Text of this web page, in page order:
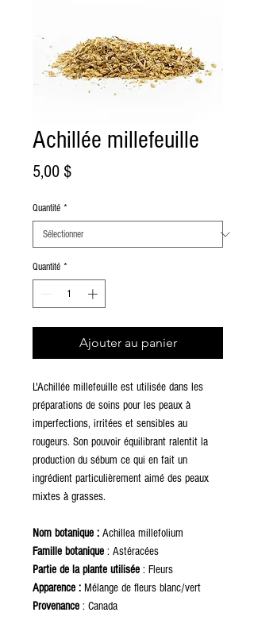
Achillée millefeuille
5,00 $Prix
Quantité *
Quantité *
Ajouter au panier
L'Achillée millefeuille est utilisée dans les
préparations de soins pour les peaux à
imperfections, irritées et sensibles au
rougeurs. Son pouvoir équilibrant ralentit la
production du sébum ce qui en fait un
ingrédient particulièrement aimé des peaux
mixtes à grasses.
Nom botanique : Achillea millefolium
Famille botanique : Astéracées
Partie de la plante utilisée : Fleurs
Apparence : Mélange de fleurs blanc/vert
Provenance : Canada